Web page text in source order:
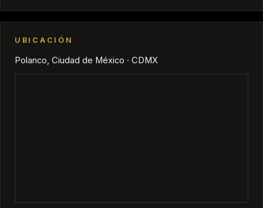
UBICACIÓN
Polanco, Ciudad de México · CDMX